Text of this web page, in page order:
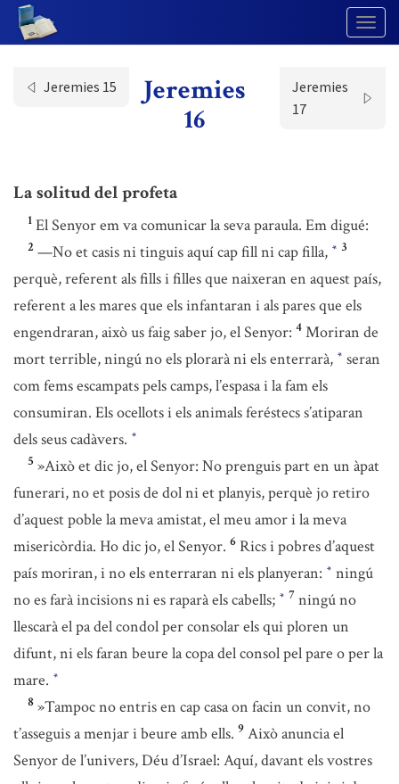
Jeremies 15
Jeremies
16
Jeremies
17
La solitud del profeta
1 El Senyor em va comunicar la seva paraula. Em digué:
2 —No et casis ni tinguis aquí cap fill ni cap filla, * 3
perquè, referent als fills i filles que naixeran en aquest país,
referent a les mares que els infantaran i als pares que els
engendraran, això us faig saber jo, el Senyor: 4 Moriran de
mort terrible, ningú no els plorarà ni els enterrarà, * seran
com fems escampats pels camps, l’espasa i la fam els
consumiran. Els ocellots i els animals feréstecs s’atiparan
dels seus cadàvers. *
5 »Això et dic jo, el Senyor: No prenguis part en un àpat
funerari, no et posis de dol ni et planyis, perquè jo retiro
d’aquest poble la meva amistat, el meu amor i la meva
misericòrdia. Ho dic jo, el Senyor. 6 Rics i pobres d’aquest
país moriran, i no els enterraran ni els planyeran: * ningú
no es farà incisions ni es raparà els cabells; * 7 ningú no
llescarà el pa del condol per consolar els qui ploren un
difunt, ni els faran beure la copa del consol pel pare o per la
mare. *
8 »Tampoc no entris en cap casa on facin un convit, no
t’asseguis a menjar i beure amb ells. 9 Això anuncia el
Senyor de l’univers, Déu d’Israel: Aquí, davant els vostres